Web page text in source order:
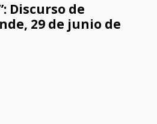
Discurso de
29 de junio de